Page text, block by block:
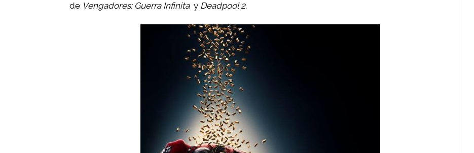
de Vengadores: Guerra Infinita y Deadpool 2.